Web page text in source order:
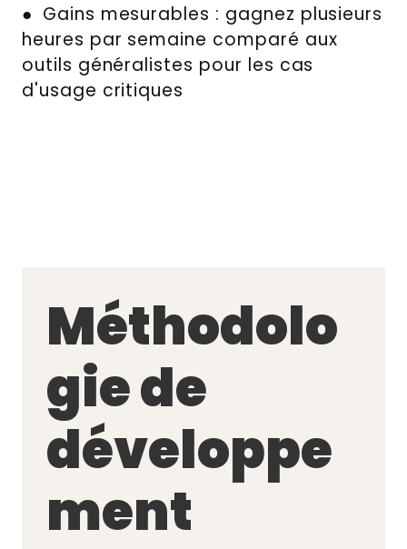
● Gains mesurables : gagnez plusieurs
heures par semaine comparé aux
outils généralistes pour les cas
d'usage critiques
Méthodolo
gie de
développe
ment